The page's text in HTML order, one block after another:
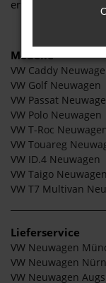
erläutern.
Modelle
VW Caddy
VW Golf Neuwagen
VW Passat
VW Polo Neuwagen
VW T-Roc
VW Touareg
VW ID.4 Neuwagen
VW Taigo Neuwagen
VW T7 Multivan
Lieferservice
VW Neuwagen
VW Neuwagen
VW Neuwagen